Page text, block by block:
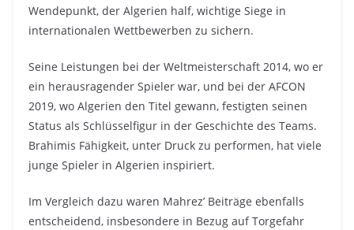
Wendepunkt, der Algerien half, wichtige Siege in
internationalen Wettbewerben zu sichern.
Seine Leistungen bei der Weltmeisterschaft 2014, wo er
ein herausragender Spieler war, und bei der AFCON
2019, wo Algerien den Titel gewann, festigten seinen
Status als Schlüsselfigur in der Geschichte des Teams.
Brahimis Fähigkeit, unter Druck zu performen, hat viele
junge Spieler in Algerien inspiriert.
Im Vergleich dazu waren Mahrez’ Beiträge ebenfalls
entscheidend, insbesondere in Bezug auf Torgefahr